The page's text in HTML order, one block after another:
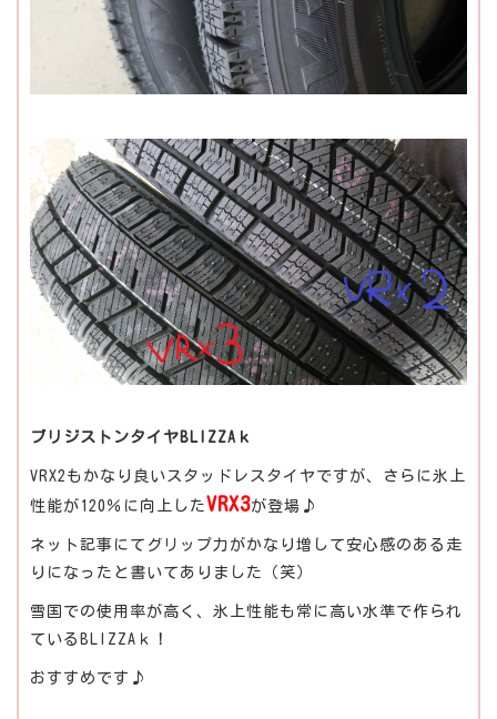
ブリジストンタイヤBLIZZAｋ
VRX2もかなり良いスタッドレスタイヤですが、さらに氷上
性能が120％に向上したVRX3が登場♪
ネット記事にてグリップ力がかなり増して安心感のある走
りになったと書いてありました（笑）
雪国での使用率が高く、氷上性能も常に高い水準で作られ
ているBLIZZAｋ！
おすすめです♪